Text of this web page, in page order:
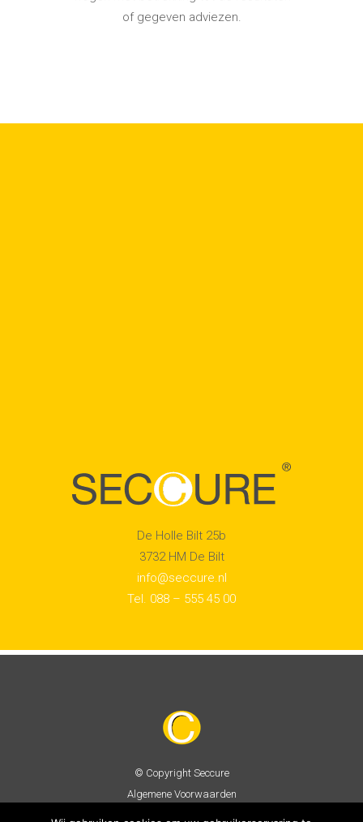
of gegeven adviezen.
De Holle Bilt 25b
3732 HM De Bilt
info@seccure.nl
Tel. 088 – 555 45 00
© Copyright Seccure
Algemene Voorwaarden